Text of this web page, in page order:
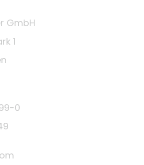
GmbH
1
0